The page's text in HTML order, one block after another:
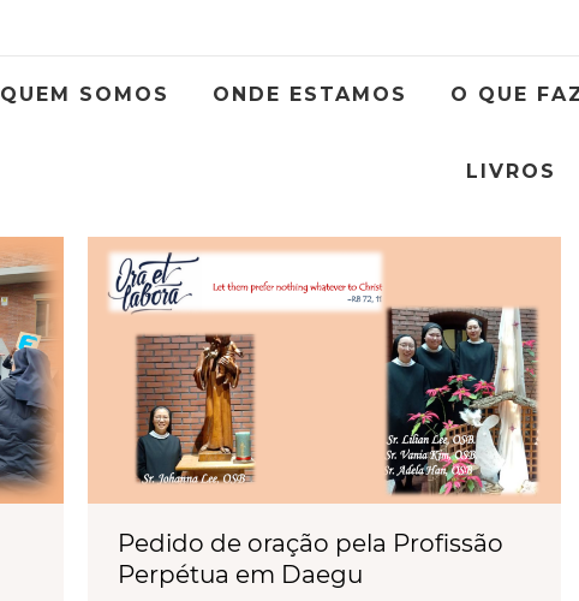
QUEM SOMOS ONDE ESTAMOS O QUE
LIVROS
Pedido de oração pela Profissão
Perpétua em Daegu